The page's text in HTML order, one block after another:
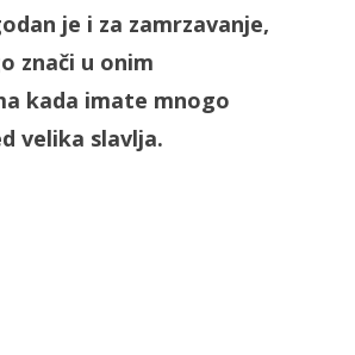
je i za zamrzavanje,
znači u onim
kada imate mnogo
velika slavlja.